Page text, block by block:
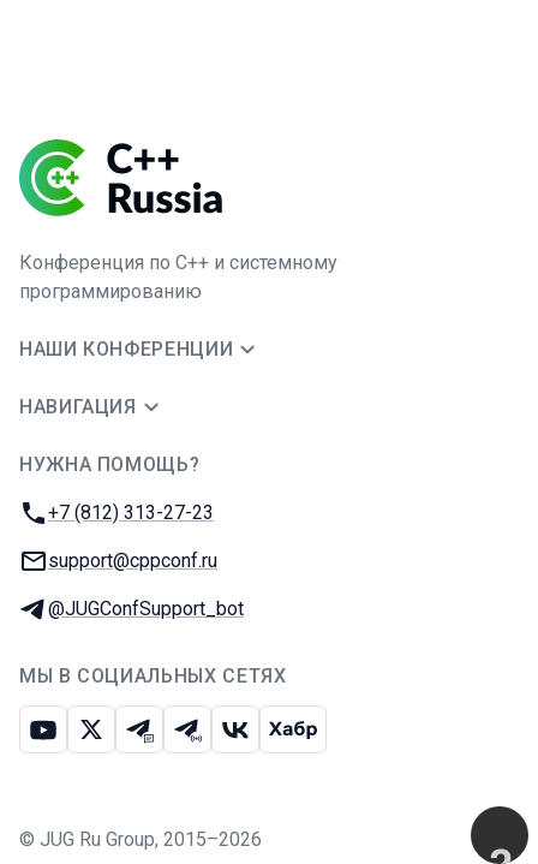
Конференция по C++ и системному
программированию
НАШИ КОНФЕРЕНЦИИ
НАВИГАЦИЯ
НУЖНА ПОМОЩЬ?
Телефон:
+7 (812) 313-27-23
E-mail:
support@cppconf.ru
Телеграм:
@JUGConfSupport_bot
МЫ В СОЦИАЛЬНЫХ СЕТЯХ
ЮтубИкс Телеграм-чат
Телеграм-канал
ВКонтакте
Хабр
© JUG Ru Group, 2015–2026